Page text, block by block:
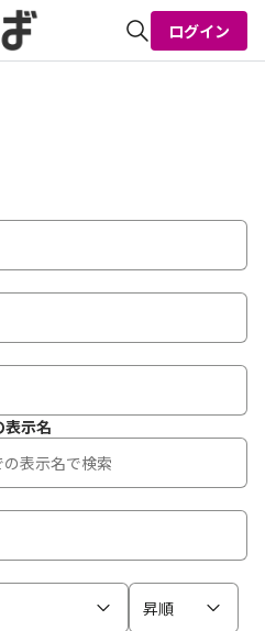
ログイン
表示名
昇順